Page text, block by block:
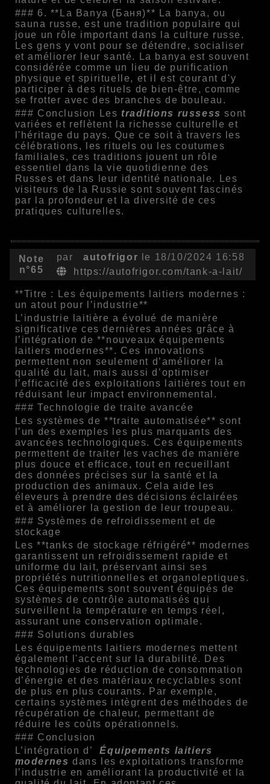
### 6. **La Banya (Баня)** La banya, ou
sauna russe, est une tradition populaire qui
joue un rôle important dans la culture russe.
Les gens y vont pour se détendre, socialiser
et améliorer leur santé. La banya est souvent
considérée comme un lieu de purification
physique et spirituelle, et il est courant d'y
participer à des rituels de bien-être, comme
se frotter avec des branches de bouleau.
### Conclusion Les traditions russess sont
variées et reflètent la richesse culturelle et
l'héritage du pays. Que ce soit à travers les
célébrations, les rituels ou les coutumes
familiales, ces traditions jouent un rôle
essentiel dans la vie quotidienne des
Russes et dans leur identité nationale. Les
visiteurs de la Russie sont souvent fascinés
par la profondeur et la diversité de ces
pratiques culturelles.
Note
n°65
par autofrigor
le 18/10/2024 16:58
https://autofrigor.com/tank-a-lait/
**Titre : Les équipements laitiers modernes :
un atout pour l’industrie**
L’industrie laitière a évolué de manière
significative ces dernières années grâce à
l’intégration de **nouveaux équipements
laitiers modernes**. Ces innovations
permettent non seulement d’améliorer la
qualité du lait, mais aussi d’optimiser
l’efficacité des exploitations laitières tout en
réduisant leur impact environnemental.
### Technologie de traite avancée
Les systèmes de **traite automatisée** sont
l’un des exemples les plus marquants des
avancées technologiques. Ces équipements
permettent de traiter les vaches de manière
plus douce et efficace, tout en recueillant
des données précises sur la santé et la
production des animaux. Cela aide les
éleveurs à prendre des décisions éclairées
et à améliorer la gestion de leur troupeau.
### Systèmes de refroidissement et de
stockage
Les **tanks de stockage réfrigéré** modernes
garantissent un refroidissement rapide et
uniforme du lait, préservant ainsi ses
propriétés nutritionnelles et organoleptiques.
Ces équipements sont souvent équipés de
systèmes de contrôle automatisés qui
surveillent la température en temps réel,
assurant une conservation optimale.
### Solutions durables
Les équipements laitiers modernes mettent
également l'accent sur la durabilité. Des
technologies de réduction de consommation
d’énergie et des matériaux recyclables sont
de plus en plus courants. Par exemple,
certains systèmes intègrent des méthodes de
récupération de chaleur, permettant de
réduire les coûts opérationnels.
### Conclusion
L’intégration d’Équipements laitiers
modernes dans les exploitations transforme
l’industrie en améliorant la productivité et la